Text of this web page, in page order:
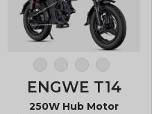
Πορτοκάλι
ΜπλεΓκρίΛευκό
ENGWE T14
250W Hub Motor